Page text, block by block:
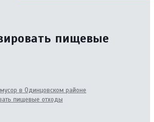
пищевые
в Одинцовском районе
пищевые отходы